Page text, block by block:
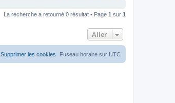
La recherche a retourné 0 résultat • Page 1 sur 1
Aller
Fuseau horaire sur UTC
Supprimer les cookies